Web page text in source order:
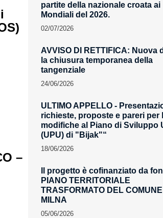
–
partite della nazionale croata ai
Mondiali del 2026.
02/07/2026
AVVISO DI RETTIFICA: Nuova
la chiusura temporanea della
tangenziale
24/06/2026
ULTIMO APPELLO -
richieste, proposte e pareri per
modifiche al Piano di Sviluppo
(UPU) di "Bijak"“
18/06/2026
Il progetto è cofinanziato da
PIANO TERRITORIALE
TRASFORMATO DEL COMUNE
MILNA
05/06/2026